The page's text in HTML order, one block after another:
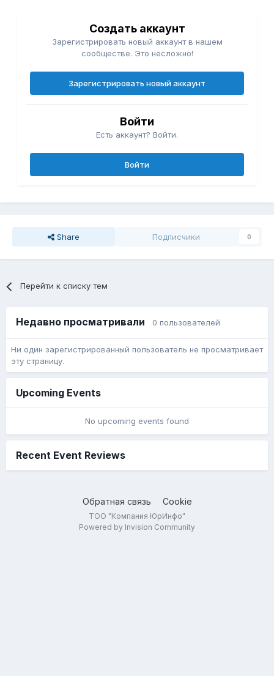
Создать аккаунт
Зарегистрировать новый аккаунт в нашем
сообществе. Это несложно!
Зарегистрировать новый аккаунт
Войти
Есть аккаунт? Войти.
Войти
Share Подписчики 0
Перейти к списку тем
Недавно просматривали 0 пользователей
Ни один зарегистрированный пользователь не просматривает
эту страницу.
Upcoming Events
No upcoming events found
Recent Event Reviews
Обратная связь Cookie
ТОО "Компания ЮрИнфо"
Powered by Invision Community